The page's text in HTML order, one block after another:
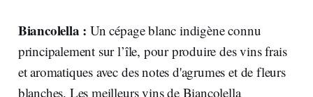
Biancolella : Un cépage blanc indigène connu
principalement sur l’île, pour produire des vins frais
et aromatiques avec des notes d'agrumes et de fleurs
blanches. Les meilleurs vins de Biancolella